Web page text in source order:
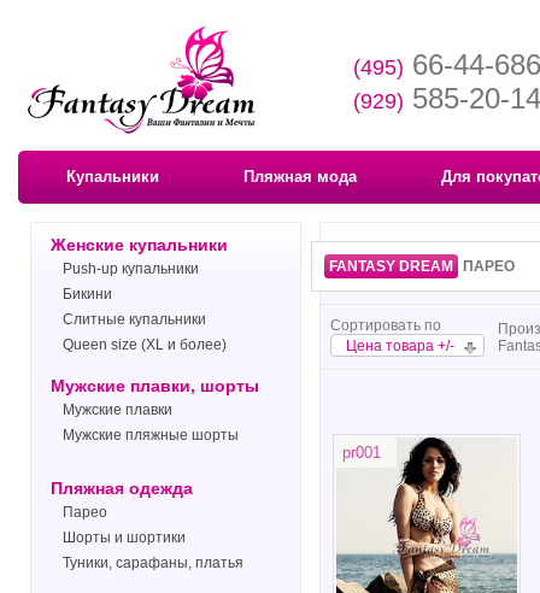
(495) 66-44-686
(929) 585-20-14
Купальники Пляжная мода Для
Женские купальники
Push-up купальники
Бикини
Слитные купальники
Queen size (XL и более)
Мужские плавки, шорты
Мужские плавки
Мужские пляжные шорты
Пляжная одежда
Парео
Шорты и шортики
Туники, сарафаны, платья
FANTASY DREAM ПАРЕО
Сортировать по
Цена товара +/-
pr001